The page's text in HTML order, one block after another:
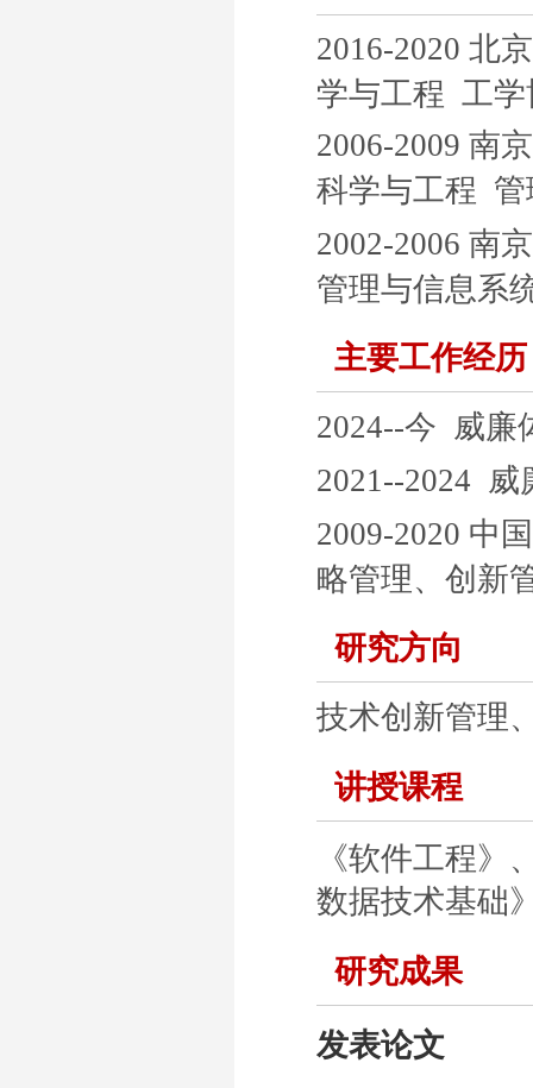
2016-2020 北
学与工程 工学
2006-2009 南
科学与工程 管
2002-2006 南
管理与信息系
主要工作经历
2024--今 威
2021--2024
2009-2020 中
略管理、创新
研究方向
技术创新管理
讲授课程
《软件工程》
数据技术基础
研究成果
发表论文